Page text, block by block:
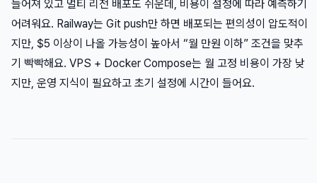
들어져 있고 멀티 리전 배포도 쉬운데, 비용이 설정에 따라 예측하기
어려워요. Railway는 Git push만 하면 배포되는 편의성이 압도적이
지만, $5 이상이 나올 가능성이 높아서 “월 만원 이하” 조건을 맞추
기 빡빡해요. VPS + Docker Compose는 월 고정 비용이 가장 낮
지만, 운영 지식이 필요하고 초기 설정에 시간이 들어요.